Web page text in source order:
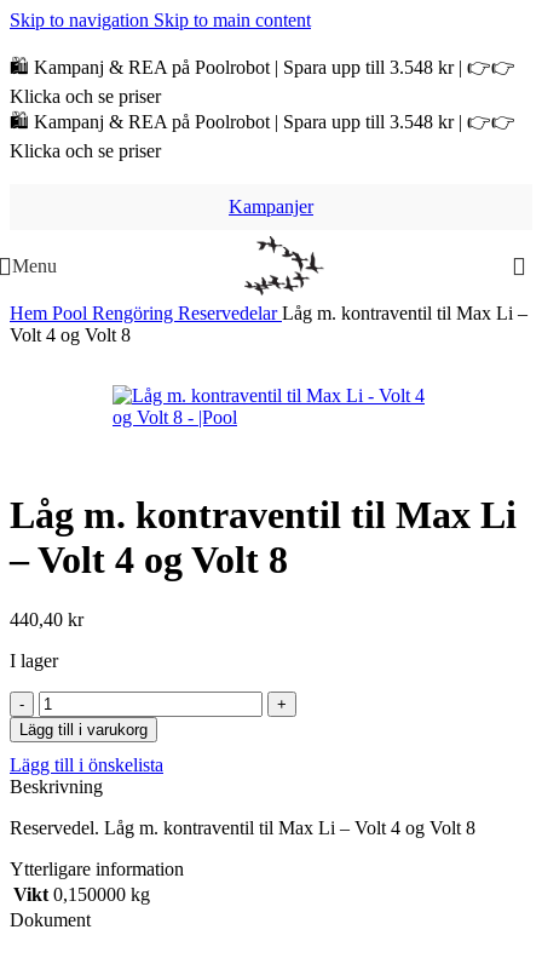
Skip to navigation Skip to main content
🛍️ Kampanj & REA på Poolrobot | Spara upp till 3.548 kr | 👉👉
Klicka och se priser
🛍️ Kampanj & REA på Poolrobot | Spara upp till 3.548 kr | 👉👉
Klicka och se priser
Kampanjer
Menu
Hem Pool Rengöring ReservedelarLåg m. kontraventil til Max Li –
Volt 4 og Volt 8
Låg m. kontraventil til Max Li
– Volt 4 og Volt 8
440,40 kr
I lager
Lägg till i varukorg
Lägg till i önskelista
Beskrivning
Reservedel. Låg m. kontraventil til Max Li – Volt 4 og Volt 8
Ytterligare information
Vikt 0,150000 kg
Dokument